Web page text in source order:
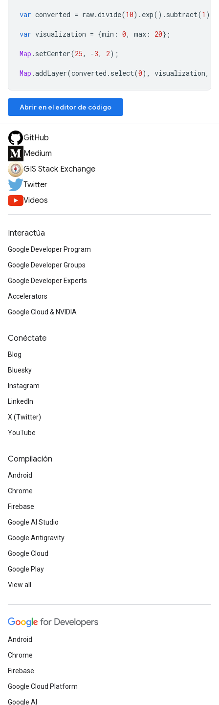
var converted = raw.divide(10). exp(). subtract(1 );
var visualization = {min : 0, max : 20};
Map . setCenter(25, -3, 2);
Map .addLayer(converted . select(0), visualization,
Abrir en el editor de código
GitHub
Medium
GIS Stack Exchange
Twitter
Videos
Interactúa
Google Developer Program
Google Developer Groups
Google Developer Experts
Accelerators
Google Cloud & NVIDIA
Conéctate
Blog
Bluesky
Instagram
LinkedIn
X (Twitter)
YouTube
Compilación
Android
Chrome
Firebase
Google AI Studio
Google Antigravity
Google Cloud
Google Play
View all
Android
Chrome
Firebase
Google Cloud Platform
Google AI